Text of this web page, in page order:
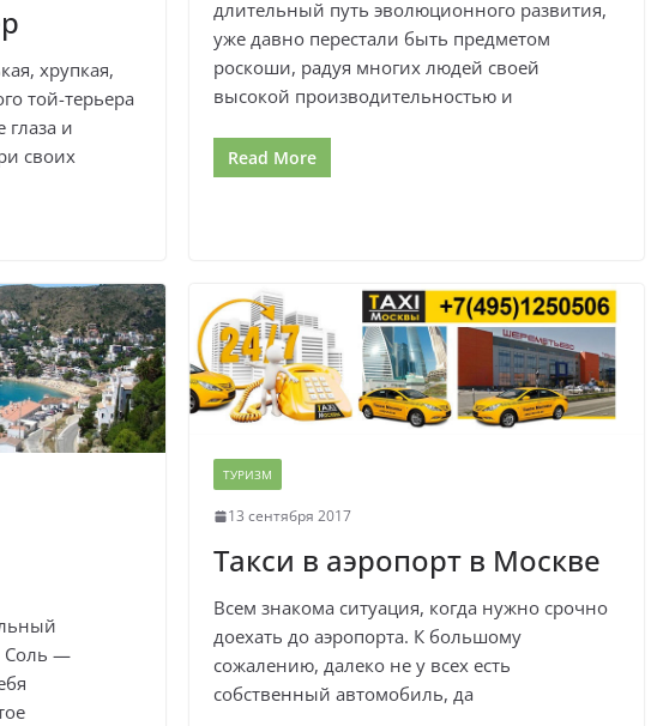
хрупкая,
той-терьера
и
своих
длительный путь эволюционного развития,
уже давно перестали быть предметом
роскоши, радуя многих людей своей
высокой производительностью и
Read More
Соль —
ТУРИЗМ
13 сентября 2017
Такси в аэропорт в Москве
Всем знакома ситуация, когда нужно срочно
доехать до аэропорта. К большому
сожалению, далеко не у всех есть
собственный автомобиль, да